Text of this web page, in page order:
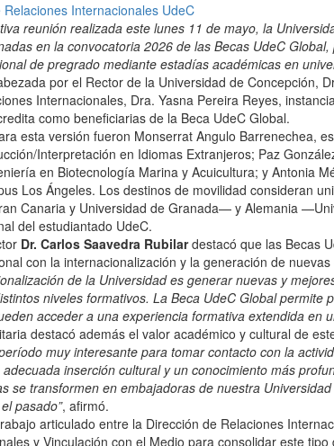
Relaciones Internacionales UdeC
reunión realizada este lunes 11 de mayo, la
en la convocatoria 2026 de las Becas UdeC
de pregrado mediante estadías académicas en
por el Rector de la Universidad de Concepción,
Internacionales, Dra. Yasna Pereira Reyes,
como beneficiarias de la Beca UdeC Global.
esta versión fueron Monserrat Angulo Barrenechea,
Interpretación en Idiomas Extranjeros; Paz
en Biotecnología Marina y Acuicultura; y Antonia
Los Ángeles. Los destinos de movilidad consideran
Canaria y Universidad de Granada— y Alemania
del estudiantado UdeC.
Dr. Carlos Saavedra Rubilardestacó que las Becas
con la internacionalización y la generación de
de la Universidad es generar nuevas y
niveles formativos. La Beca UdeC Global permite
acceder a una experiencia formativa extendida en
destacó además el valor académico y cultural de
muy interesante para tomar contacto con la
inserción cultural y un conocimiento más
se transformen en embajadoras de nuestra
pasado”, afirmó.
articulado entre la Dirección de Relaciones
y Vinculación con el Medio para consolidar este tipo